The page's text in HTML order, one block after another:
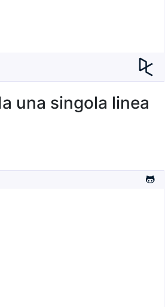
una singola linea